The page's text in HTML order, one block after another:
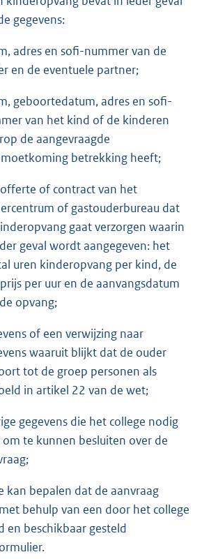
gegevens:
adres en sofi-nummer van de
en de eventuele partner;
geboortedatum, adres en sofi-
van het kind of de kinderen
de aangevraagde
betrekking heeft;
of contract van het
of gastouderbureau dat
gaat verzorgen waarin
geval wordt aangegeven: het
uren kinderopvang per kind, de
per uur en de aanvangsdatum
opvang;
of een verwijzing naar
waaruit blijkt dat de ouder
tot de groep personen als
in artikel 22 van de wet;
gegevens die het college nodig
om te kunnen besluiten over de
kan bepalen dat de aanvraag
behulp van een door het college
en beschikbaar gesteld